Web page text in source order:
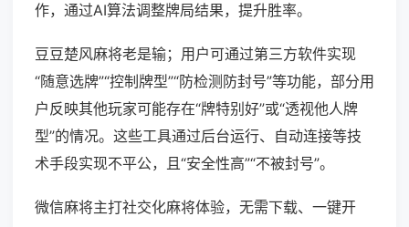
作，通过AI算法调整牌局结果，提升胜率。
豆豆楚风麻将老是输；用户可通过第三方软件实现
“随意选牌”“控制牌型”“防检测防封号”等功能，部分用
户反映其他玩家可能存在“牌特别好”或“透视他人牌
型”的情况。这些工具通过后台运行、自动连接等技
术手段实现不平公，且“安全性高”“不被封号”。
微信麻将主打社交化麻将体验，无需下载、一键开